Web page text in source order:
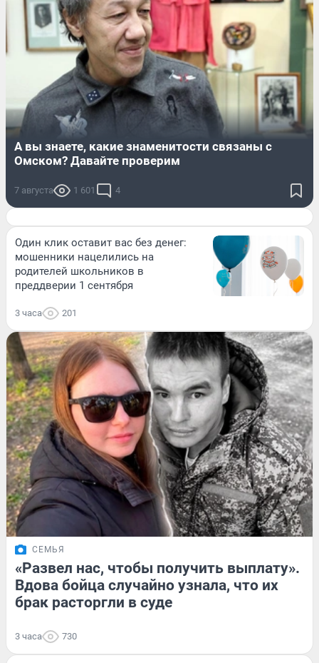
А вы знаете, какие знаменитости связаны с
Омском? Давайте проверим
7 августа 1 601 4
Один клик оставит вас без денег:
мошенники нацелились на
родителей школьников в
преддверии 1 сентября
3 часа 201
СЕМЬЯ
«Развел нас, чтобы получить выплату».
Вдова бойца случайно узнала, что их
брак расторгли в суде
3 часа 730